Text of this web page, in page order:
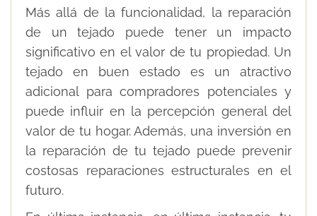
Más allá de la funcionalidad, la reparación
de un tejado puede tener un impacto
significativo en el valor de tu propiedad. Un
tejado en buen estado es un atractivo
adicional para compradores potenciales y
puede influir en la percepción general del
valor de tu hogar. Además, una inversión en
la reparación de tu tejado puede prevenir
costosas reparaciones estructurales en el
futuro.